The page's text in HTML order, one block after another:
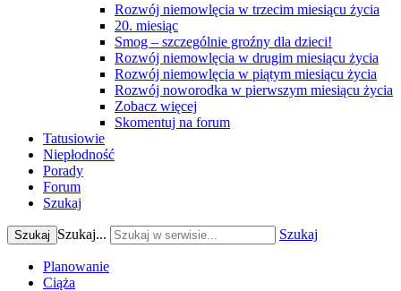
Rozwój niemowlęcia w trzecim miesiącu życia
20. miesiąc
Smog – szczególnie groźny dla dzieci!
Rozwój niemowlęcia w drugim miesiącu życia
Rozwój niemowlęcia w piątym miesiącu życia
Rozwój noworodka w pierwszym miesiącu życia
Zobacz więcej
Skomentuj na forum
Tatusiowie
Niepłodność
Porady
Forum
Szukaj
Szukaj Szukaj... Szukaj
Planowanie
Ciąża